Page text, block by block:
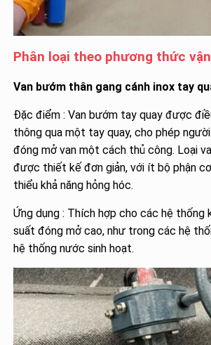
Phân loại theo phương thức
Van bướm thân gang cánh inox tay
Đặc điểm : Van bướm tay quay được
thông qua một tay quay, cho phép
đóng mở van một cách thủ công. Loại
được thiết kế đơn giản, với ít bộ phận
thiểu khả năng hỏng hóc.
Ứng dụng : Thích hợp cho các hệ thống
suất đóng mở cao, như trong các hệ
hệ thống nước sinh hoạt.